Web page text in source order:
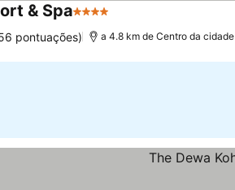
& Spa4 Estrelas
pontuações) a 4.8 km de Centro da cidade